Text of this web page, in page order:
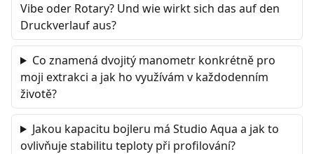
Vibe oder Rotary? Und wie wirkt sich das auf den
Druckverlauf aus?
Co znamená dvojitý manometr konkrétně pro
moji extrakci a jak ho využívám v každodenním
životě?
Jakou kapacitu bojleru má Studio Aqua a jak to
ovlivňuje stabilitu teploty při profilování?